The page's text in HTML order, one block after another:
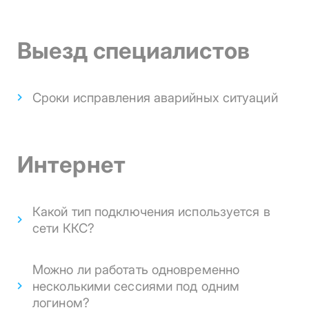
Выезд специалистов
Сроки исправления аварийных ситуаций
Интернет
Какой тип подключения используется в
сети ККС?
Можно ли работать одновременно
несколькими сессиями под одним
логином?